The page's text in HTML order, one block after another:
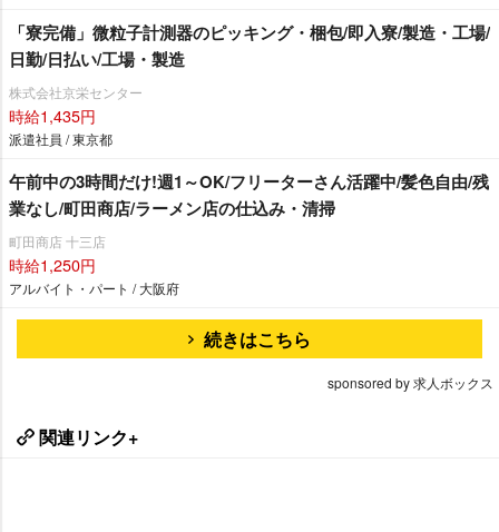
「寮完備」微粒子計測器のピッキング・梱包/即入寮/製造・工場/
日勤/日払い/工場・製造
株式会社京栄センター
時給1,435円
派遣社員 / 東京都
午前中の3時間だけ!週1～OK/フリーターさん活躍中/髪色自由/残
業なし/町田商店/ラーメン店の仕込み・清掃
町田商店 十三店
時給1,250円
アルバイト・パート / 大阪府
続きはこちら
sponsored by 求人ボックス
関連リンク+